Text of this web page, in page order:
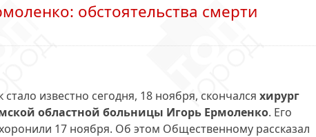
обстоятельства смерти
стало известно сегодня, 18 ноября, скончался хирург
областной больницы Игорь Ермоленко. Его
17 ноября. Об этом Общественному рассказал